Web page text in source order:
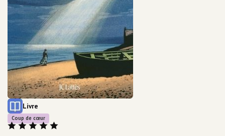
Equipements numériques
Prêt de liseuse
Impression / Photocopie
Ecrivain public
Espaces de travail
Point détente
Equipements bébé
Ludothèque
Grainothèque
Boîtes de retour 24h/24
Portage à domicile
Tous les services
Type de support matériel
Livre
Coup de cœur
Note: 5/5